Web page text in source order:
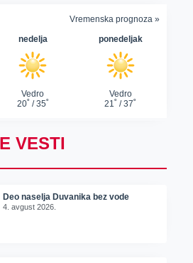
VESTI
Deo naselja Duvanika bez vode
4. avgust 2026.